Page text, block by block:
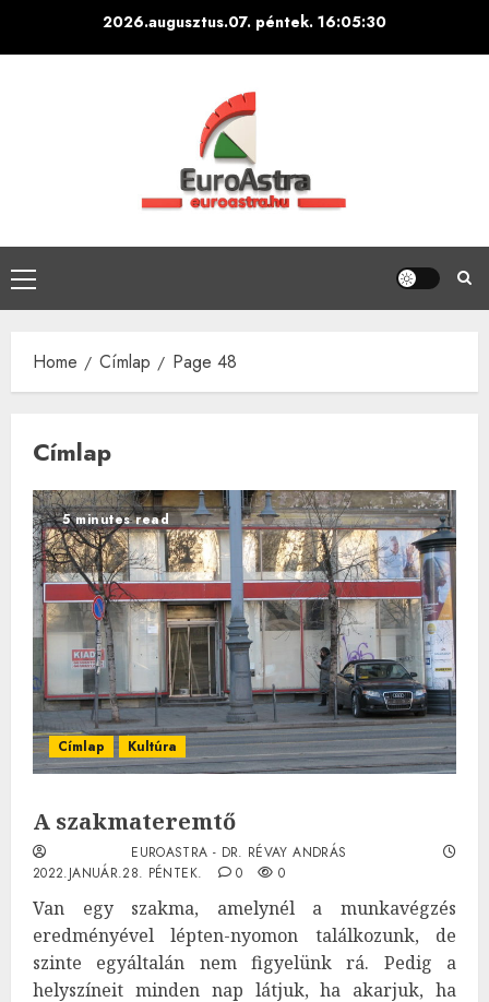
2026.augusztus.07. péntek.16:05:31
Primary
Menu
Home Címlap Page 48
Címlap
5 minutes read
Címlap Kultúra
A szakmateremtő
EUROASTRA - DR. RÉVAY ANDRÁS
2022.JANUÁR.28. PÉNTEK.
0 0
Van egy szakma, amelynél a munkavégzés
eredményével lépten-nyomon találkozunk, de
szinte egyáltalán nem figyelünk rá. Pedig a
helyszíneit minden nap látjuk, ha akarjuk, ha